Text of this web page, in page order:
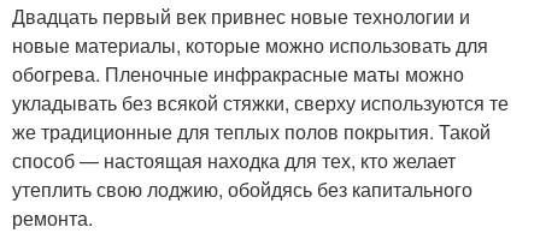
Двадцать первый век привнес новые технологии и
новые материалы, которые можно использовать для
обогрева. Пленочные инфракрасные маты можно
укладывать без всякой стяжки, сверху используются те
же традиционные для теплых полов покрытия. Такой
способ — настоящая находка для тех, кто желает
утеплить свою лоджию, обойдясь без капитального
ремонта.